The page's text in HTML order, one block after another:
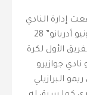
إدارة النادي
مساء اليوم مع اللاعب البرازيلي ” أنطونيو أدريانو” 28
الأول لكرة
جوازيرو
البرازيلي